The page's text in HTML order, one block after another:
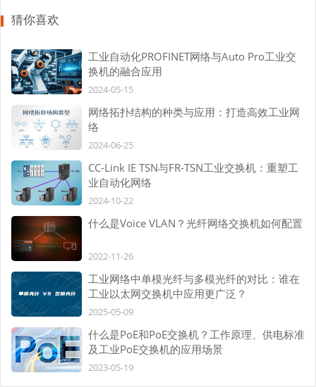
猜你喜欢
工业自动化PROFINET网络与Auto Pro工业交
换机的融合应用
2024-05-15
网络拓扑结构的种类与应用：打造高效工业网
络
2024-06-25
CC-Link IE TSN与FR-TSN工业交换机：重塑工
业自动化网络
2024-10-22
什么是Voice VLAN？光纤网络交换机如何配置
2022-11-26
工业网络中单模光纤与多模光纤的对比：谁在
工业以太网交换机中应用更广泛？
2025-05-09
什么是PoE和PoE交换机？工作原理、供电标准
及工业PoE交换机的应用场景
2023-05-19